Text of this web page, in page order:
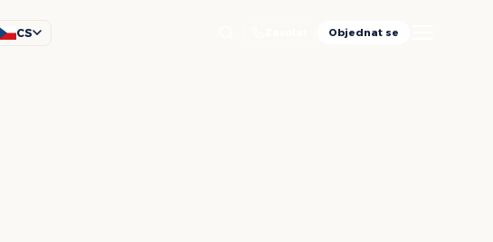
CS Objednat se